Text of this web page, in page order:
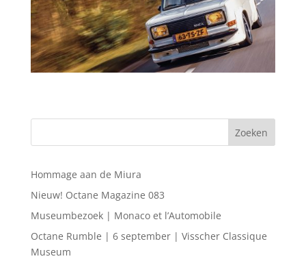
Hommage aan de Miura
Nieuw! Octane Magazine 083
Museumbezoek | Monaco et l’Automobile
Octane Rumble | 6 september | Visscher Classique
Museum